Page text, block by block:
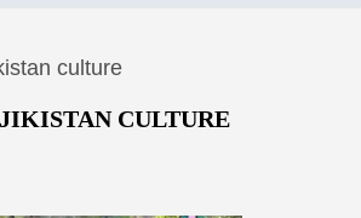
culture
CULTURE